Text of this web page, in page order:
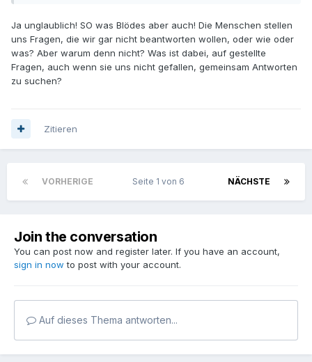
Ja unglaublich! SO was Blödes aber auch! Die Menschen stellen
uns Fragen, die wir gar nicht beantworten wollen, oder wie oder
was? Aber warum denn nicht? Was ist dabei, auf gestellte
Fragen, auch wenn sie uns nicht gefallen, gemeinsam Antworten
zu suchen?
Zitieren
VORHERIGE NÄCHSTE
Seite 1 von 6
Join the conversation
You can post now and register later. If you have an account,
sign in now to post with your account.
Auf dieses Thema antworten...